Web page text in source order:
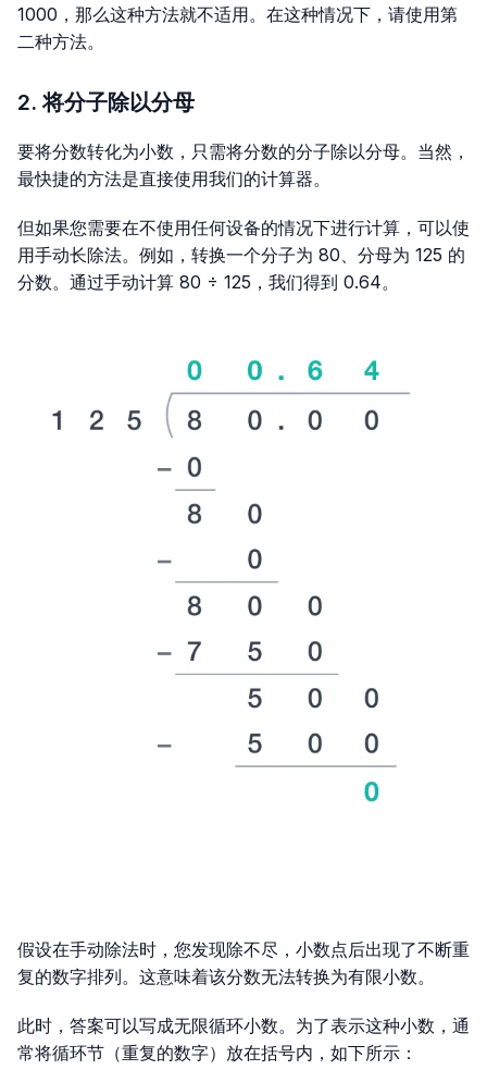
1000，那么这种方法就不适用。在这种情况下，请使用第
二种方法。
2. 将分子除以分母
要将分数转化为小数，只需将分数的分子除以分母。当然，
最快捷的方法是直接使用我们的计算器。
但如果您需要在不使用任何设备的情况下进行计算，可以使
用手动长除法。例如，转换一个分子为 80、分母为 125 的
分数。通过手动计算 80 ÷ 125，我们得到 0.64。
假设在手动除法时，您发现除不尽，小数点后出现了不断重
复的数字排列。这意味着该分数无法转换为有限小数。
此时，答案可以写成无限循环小数。为了表示这种小数，通
常将循环节（重复的数字）放在括号内，如下所示：